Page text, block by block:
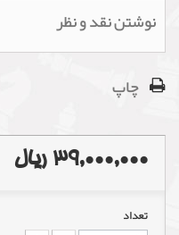
نوشتن نقد و نظر
چاپ
39,000,000 ریال
تعداد